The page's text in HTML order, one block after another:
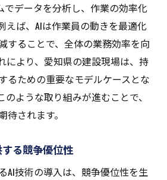
でデータを分析し、作業の効率化
えば、AIは作業員の動きを最適化
することで、全体の業務効率を向
により、愛知県の建設現場は、持
るための重要なモデルケースとな
のような取り組みが進むことで、
待されます。
る競争優位性
AI技術の導入は、競争優位性を生